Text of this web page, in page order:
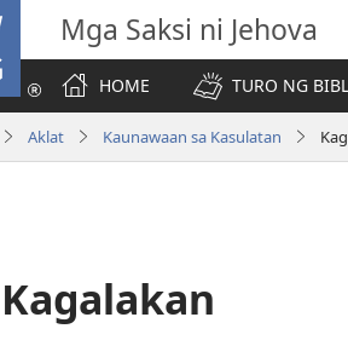
Mga Saksi ni Jehova
HOME
TURO NG
Aklat Kaunawaan sa Kasulatan
Kagalakan